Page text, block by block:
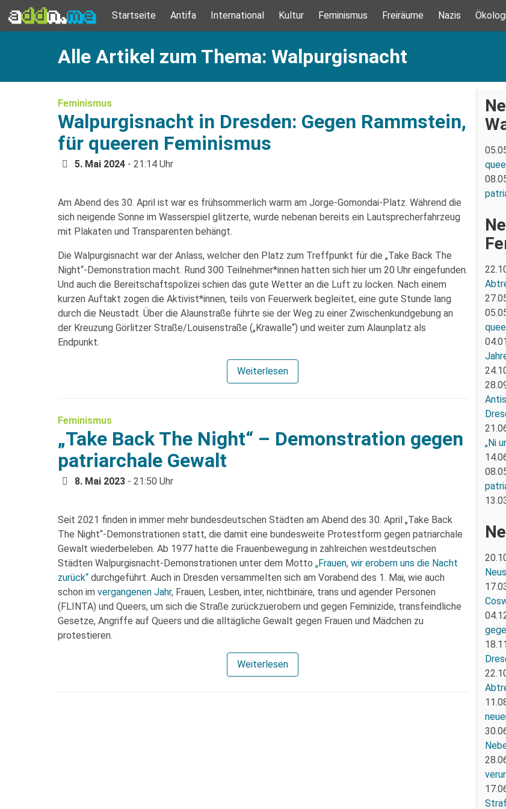
Startseite Antifa International Kultur Feminismus Freiräume Nazis
Alle Artikel zum Thema: Walpurgisnacht
Feminismus
Walpurgisnacht in Dresden: Gegen Rammstein,
für queeren Feminismus
5. Mai 2024 - 21:14 Uhr
Am Abend des 30. April ist war es frühsommerlich warm am Jorge-Gomondai-Platz. Während die
sich neigende Sonne im Wasserspiel glitzerte, wurde nebenan bereits ein Lautsprecherfahrzeug
mit Plakaten und Transparenten behängt.
Die Walpurgisnacht war der Anlass, welcher den Platz zum Treffpunkt für die „Take Back The
Night“-Demonstration macht. Rund 300 Teilnehmer*innen hatten sich hier um 20 Uhr eingefunden.
Und auch die Bereitschaftspolizei schien das gute Wetter an die Luft zu locken. Nach einem
kurzen Auftakt zogen die Aktivist*innen, teils von Feuerwerk begleitet, eine gute Stunde lang
durch die Neustadt. Über die Alaunstraße führte sie der Weg zu einer Zwischenkundgebung an
der Kreuzung Görlitzer Straße/Louisenstraße („Krawalle“) und weiter zum Alaunplatz als
Endpunkt.
Weiterlesen
Feminismus
„Take Back The Night“ – Demonstration gegen
patriarchale Gewalt
8. Mai 2023 - 21:50 Uhr
Seit 2021 finden in immer mehr bundesdeutschen Städten am Abend des 30. April „Take Back
The Night“-Demonstrationen statt, die damit eine bundesweite Protestform gegen patriarchale
Gewalt wiederbeleben. Ab 1977 hatte die Frauenbewegung in zahlreichen westdeutschen
Städten Walpurgisnacht-Demonstrationen unter dem Motto „Frauen, wir erobern uns die Nacht
zurück“ durchgeführt. Auch in Dresden versammelten sich am Vorabend des 1. Mai, wie auch
schon im vergangenen Jahr, Frauen, Lesben, inter, nichtbinäre, trans und agender Personen
(FLINTA) und Queers, um sich die Straße zurückzuerobern und gegen Feminizide, transfeindliche
Gesetze, Angriffe auf Queers und die alltägliche Gewalt gegen Frauen und Mädchen zu
protestieren.
Weiterlesen
„Ni